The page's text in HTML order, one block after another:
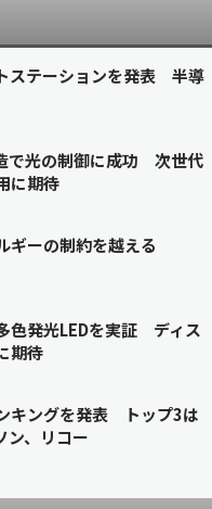
ステーションを発表 半導
で光の制御に成功 次世代
に期待
ギーの制約を越える
色発光LEDを実証 ディス
期待
キングを発表 トップ3は
ン、リコー